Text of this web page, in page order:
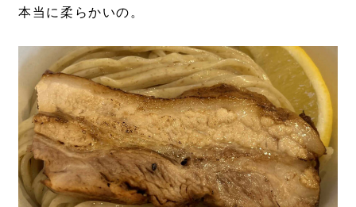
本当に柔らかいの。